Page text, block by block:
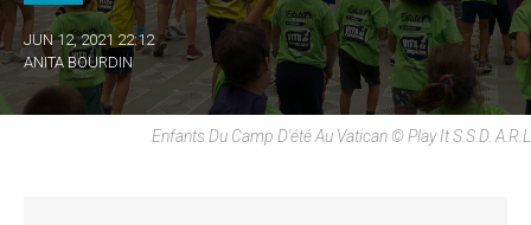
JUN 12, 2021 22:12
ANITA BOURDIN
Enfants Du Camp D'été Au Vatican © Play It S.S.D. A.r.l